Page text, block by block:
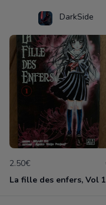
DarkSide
2.50€
La fille des enfers, Vol 1